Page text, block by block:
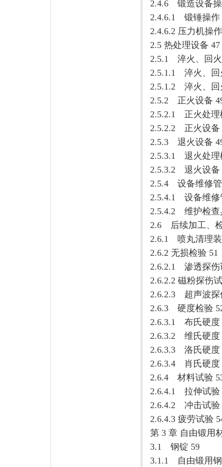
2.4.6 锻造设备
2.4.6.1 锻锤操作
2.4.6.2 压力机操
2.5 热处理设备 47
2.5.1 淬火、回
2.5.1.1 淬火、回
2.5.1.2 淬火、回
2.5.2 正火设备
2.5.2.1 正火处理
2.5.2.2 正火设备
2.5.3 退火设备
2.5.3.1 退火处理
2.5.3.2 退火设备
2.5.4 设备维修
2.5.4.1 设备维修
2.5.4.2 维护检查
2.6 后续加工、
2.6.1 喷丸清理
2.6.2 无损检验 51
2.6.2.1 渗透探伤
2.6.2.2 磁粉探伤
2.6.2.3 超声波探
2.6.3 硬度检验
2.6.3.1 布氏硬度
2.6.3.2 维氏硬度
2.6.3.3 洛氏硬度
2.6.3.4 肖氏硬度
2.6.4 材料试验
2.6.4.1 拉伸试验
2.6.4.2 冲击试验
2.6.4.3 疲劳试验
第 3 章 自由锻用
3.1 钢锭 59
3.1.1 自由锻用